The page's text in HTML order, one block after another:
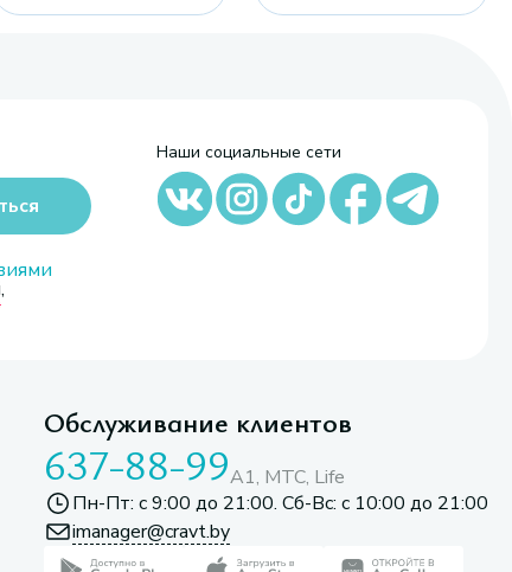
Наши социальные сети
Обслуживание клиентов
637-88-99A1, МТС, Life
Пн-Пт: с 9:00 до 21:00. Сб-Вс: с 10:00 до 21:00
imanager@cravt.by